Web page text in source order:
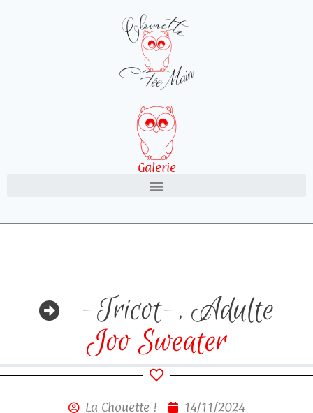
Galerie
-Tricot-, Adulte
Joo Sweater
La Chouette !
14/11/2024